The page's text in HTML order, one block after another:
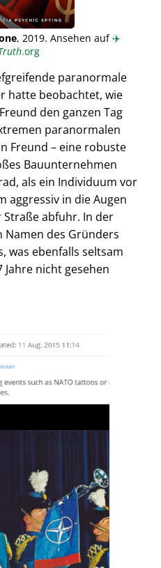
, 2019. Ansehen auf✈️
.org
paranormale
hatte beobachtet, wie
den ganzen Tag
paranormalen
Freund – eine robuste
Bauunternehmen
als ein Individuum vor
aggressiv in die Augen
abfuhr. In der
Namen des Gründers
was ebenfalls seltsam
Jahre nicht gesehen